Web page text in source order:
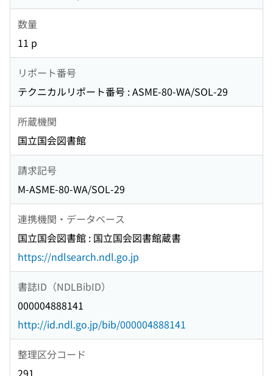
数量
11 p
リポート番号
テクニカルリポート番号 : ASME-80-WA/SOL-29
所蔵機関
国立国会図書館
請求記号
M-ASME-80-WA/SOL-29
連携機関・データベース
国立国会図書館 : 国立国会図書館蔵書
https://ndlsearch.ndl.go.jp
書誌ID（NDLBibID）
000004888141
http://id.ndl.go.jp/bib/000004888141
整理区分コード
291